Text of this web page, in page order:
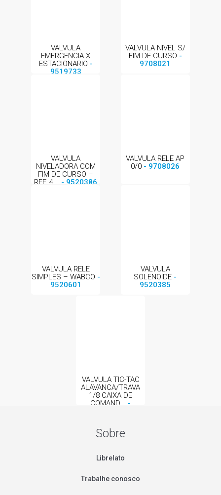
VALVULA
EMERGENCIA X
ESTACIONARIO -
9519733
VALVULA NIVEL S/
FIM DE CURSO -
9708021
VALVULA
NIVELADORA COM
FIM DE CURSO –
REF. 4... - 9520386
VALVULA RELE AP
0/0 - 9708026
VALVULA RELE
SIMPLES – WABCO -
9520601
VALVULA
SOLENOIDE -
9520385
VALVULA TIC-TAC
ALAVANCA/TRAVA
1/8 CAIXA DE
COMAND... -
Sobre
Librelato
Trabalhe conosco